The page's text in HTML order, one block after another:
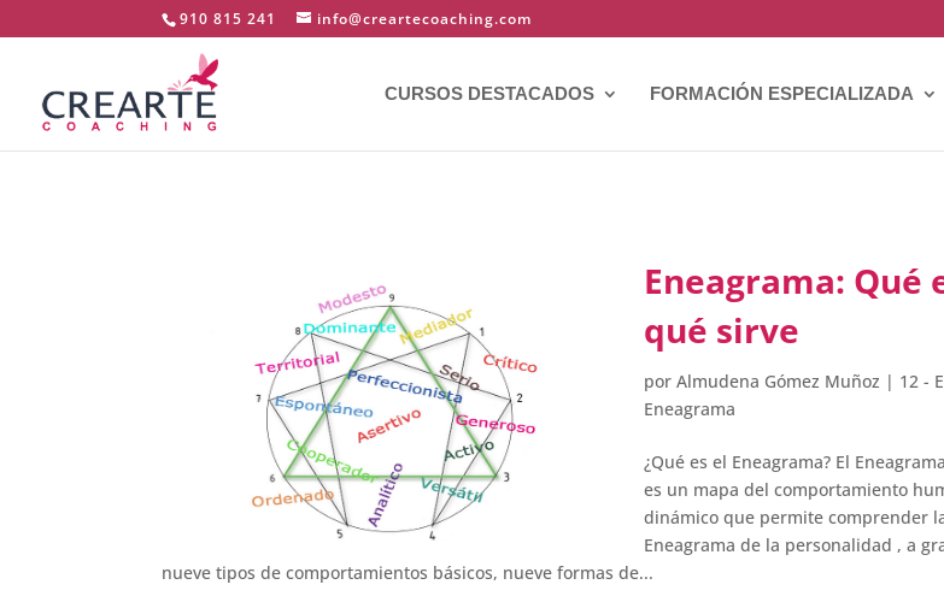
910 815 241 info@creartecoaching.com
CURSOS DESTACADOS FORMACIÓN ESPECIALIZADA
Eneagrama: Qué
qué sirve
porAlmudena Gómez Muñoz | 12 -
Eneagrama
¿Qué es el Eneagrama? El
es un mapa del comportamiento
dinámico que permite comprender
Eneagrama de la personalidad , a
nueve tipos de comportamientos básicos, nueve formas de...